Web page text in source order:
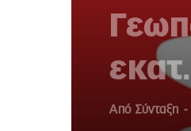
Από Σύνταξη -